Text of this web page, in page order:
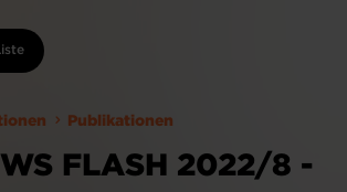
Publikationen
FLASH 2022/8 -